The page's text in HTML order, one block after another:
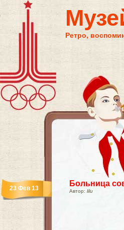
Ретро,
Больница
Автор: lilu
23 Фев 13